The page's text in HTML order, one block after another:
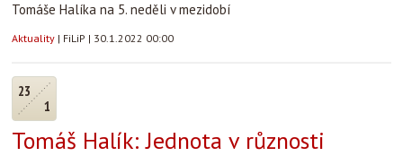
Tomáše Halíka na 5. neděli v mezidobí
Aktuality | FiLiP | 30.1.2022 00:00
23
1
Tomáš Halík: Jednota v různosti